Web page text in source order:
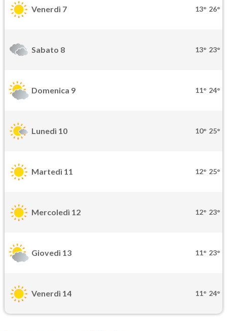
Venerdì 7 13° 26°
Sabato 8 13° 23°
Domenica 9 11° 24°
Lunedì 10 10° 25°
Martedì 11 12° 25°
Mercoledì 12 12° 23°
Giovedì 13 11° 23°
Venerdì 14 11° 24°